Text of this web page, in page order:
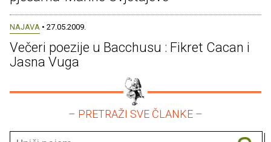
NAJAVA • 27.05.2009.
Večeri poezije u Bacchusu : Fikret Cacan i
Jasna Vuga
– PRETRAŽI SVE ČLANKE –